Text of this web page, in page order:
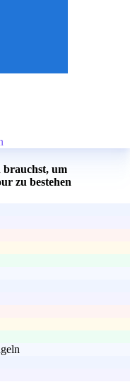
brauchst, um
zu bestehen